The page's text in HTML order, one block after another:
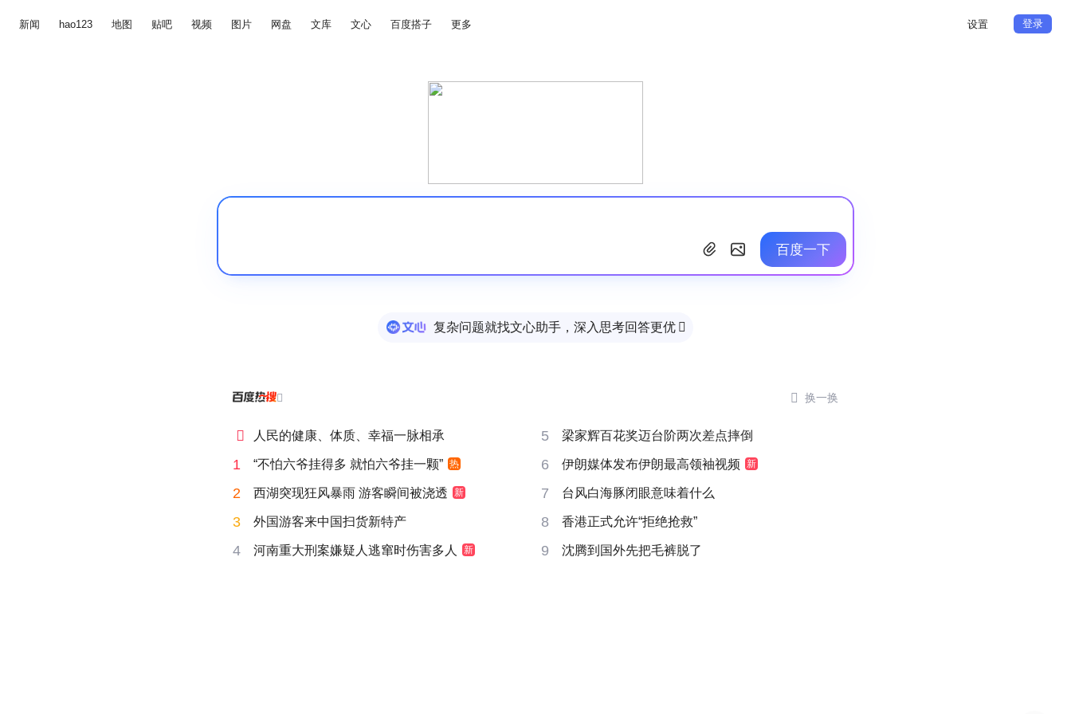
新闻 hao123 地图 贴吧 视频 图片 网盘 文库 文心 百度搭子 更多 设置 登录
百度一下
复杂问题就找文心助手，深入思考回答更优 
  换一换
 人民的健康、体质、幸福一脉相承 5 梁家辉百花奖迈台阶两次差点摔倒
1 “不怕六爷挂得多 就怕六爷挂一颗” 热 6 伊朗媒体发布伊朗最高领袖视频 新
2 西湖突现狂风暴雨 游客瞬间被浇透 新 7 台风白海豚闭眼意味着什么
3 外国游客来中国扫货新特产 8 香港正式允许“拒绝抢救”
4 河南重大刑案嫌疑人逃窜时伤害多人 新 9 沈腾到国外先把毛裤脱了